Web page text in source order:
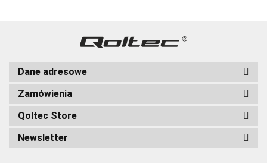
Dane adresowe
Zamówienia
Qoltec Store
Newsletter